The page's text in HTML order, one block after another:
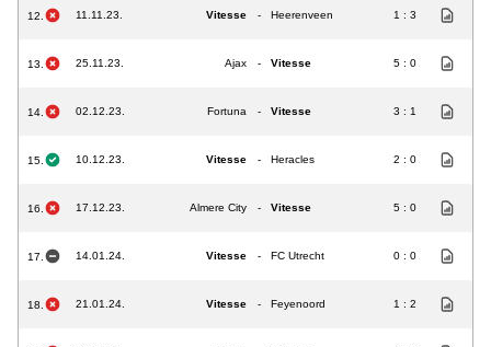
12. 11.11.23. Vitesse - Heerenveen 1 : 3
13. 25.11.23. Ajax - Vitesse 5 : 0
14. 02.12.23. Fortuna - Vitesse 3 : 1
15. 10.12.23. Vitesse - Heracles 2 : 0
16. 17.12.23. Almere City - Vitesse 5 : 0
17. 14.01.24. Vitesse - FC Utrecht 0 : 0
18. 21.01.24. Vitesse - Feyenoord 1 : 2